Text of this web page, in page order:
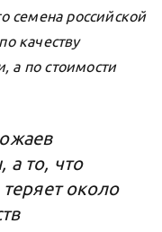
семена российской
качеству
а по стоимости
а то, что
около